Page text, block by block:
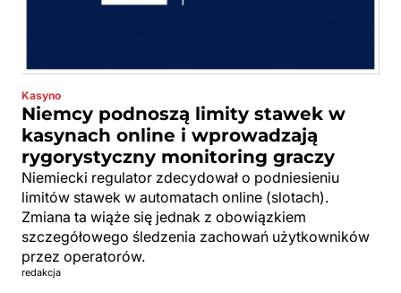
Kasyno
Niemcy podnoszą limity stawek w
kasynach online i wprowadzają
rygorystyczny monitoring graczy
Niemiecki regulator zdecydował o podniesieniu
limitów stawek w automatach online (slotach).
Zmiana ta wiąże się jednak z obowiązkiem
szczegółowego śledzenia zachowań użytkowników
przez operatorów.
redakcja